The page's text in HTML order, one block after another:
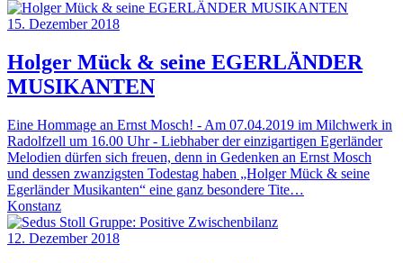
15. Dezember 2018
Holger Mück & seine EGERLÄNDER
MUSIKANTEN
Eine Hommage an Ernst Mosch! - Am 07.04.2019 im Milchwerk in
Radolfzell um 16.00 Uhr - Liebhaber der einzigartigen Egerländer
Melodien dürfen sich freuen, denn in Gedenken an Ernst Mosch
und dessen zwanzigsten Todestag haben „Holger Mück & seine
Egerländer Musikanten“ eine ganz besondere Tite…
Konstanz
12. Dezember 2018